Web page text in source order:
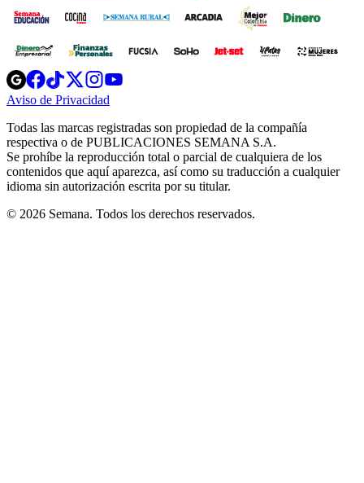
Opens
in
new
Opens
in
new
Opens
in
new
window
Opens
new
windowwindow
Aviso de Privacidad
new
window
Todas las marcas registradas son propiedad de la compañía
respectiva o de PUBLICACIONES SEMANA S.A.
Se prohíbe la reproducción total o parcial de cualquiera de los
contenidos que aquí aparezca, así como su traducción a cualquier
idioma sin autorización escrita por su titular.
© 2026 Semana. Todos los derechos reservados.